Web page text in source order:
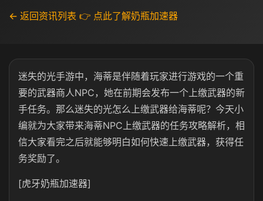
← 返回资讯列表 👉 点此了解奶瓶加速器
迷失的光手游中，海蒂是伴随着玩家进行游戏的一个重
要的武器商人NPC，她在前期会发布一个上缴武器的新
手任务。那么迷失的光怎么上缴武器给海蒂呢？今天小
编就为大家带来海蒂NPC上缴武器的任务攻略解析，相
信大家看完之后就能够明白如何快速上缴武器，获得任
务奖励了。
[虎牙奶瓶加速器]